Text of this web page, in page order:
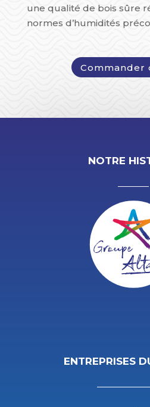
une qualité de bois sûre
normes d’humidités
Commander
NOTRE
ENTREPRISES